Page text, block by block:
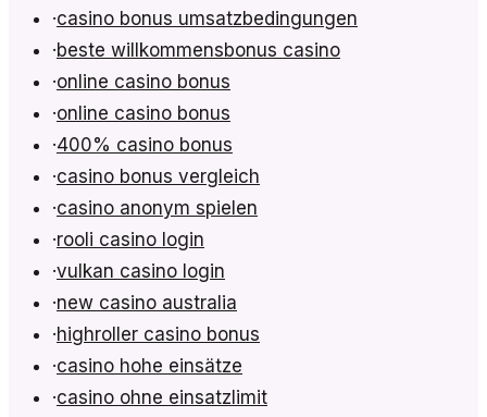
·casino bonus umsatzbedingungen
·beste willkommensbonus casino
·online casino bonus
·online casino bonus
·400% casino bonus
·casino bonus vergleich
·casino anonym spielen
·rooli casino login
·vulkan casino login
·new casino australia
·highroller casino bonus
·casino hohe einsätze
·casino ohne einsatzlimit